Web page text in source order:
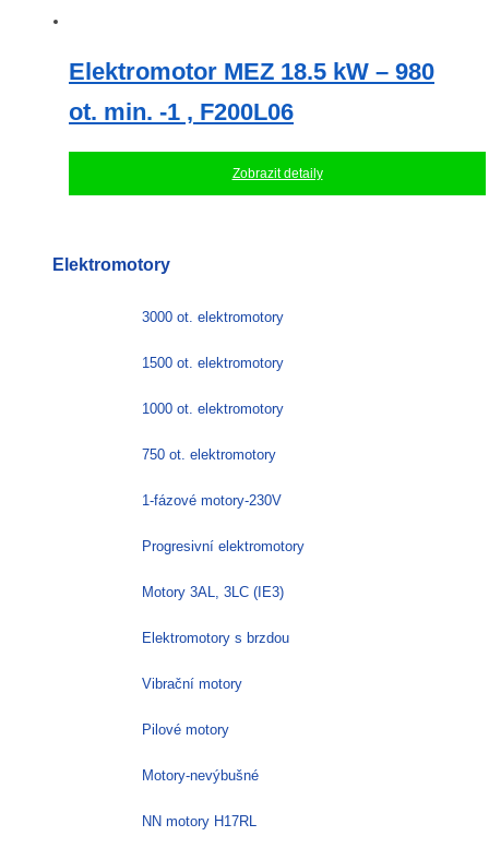
Elektromotor MEZ 18.5 kW – 980
ot. min. -1 , F200L06
Zobrazit detaily
Elektromotory
3000 ot. elektromotory
1500 ot. elektromotory
1000 ot. elektromotory
750 ot. elektromotory
1-fázové motory-230V
Progresivní elektromotory
Motory 3AL, 3LC (IE3)
Elektromotory s brzdou
Vibrační motory
Pilové motory
Motory-nevýbušné
NN motory H17RL